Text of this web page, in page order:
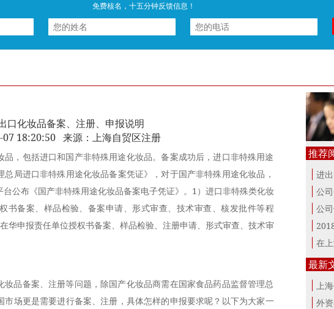
免费核名，十五分钟反馈信息！
口化妆品备案、注册、申报说明
07 18:20:50 来源：上海自贸区注册
，包括进口和国产非特殊用途化妆品。备案成功后，进口非特殊用途
局进口非特殊用途化妆品备案凭证》，对于国产非特殊用途化妆品，
公布《国产非特殊用途化妆品备案电子凭证》。1）进口非特殊类化妆
书备案、样品检验、备案申请、形式审查、技术审查、核发批件等程
华申报责任单位授权书备案、样品检验、注册申请、形式审查、技术审
品备案、注册等问题，除国产化妆品商需在国家食品药品监督管理总
市场更是需要进行备案、注册，具体怎样的申报要求呢？以下为大家一
推荐
进
公
公
最新
上
外